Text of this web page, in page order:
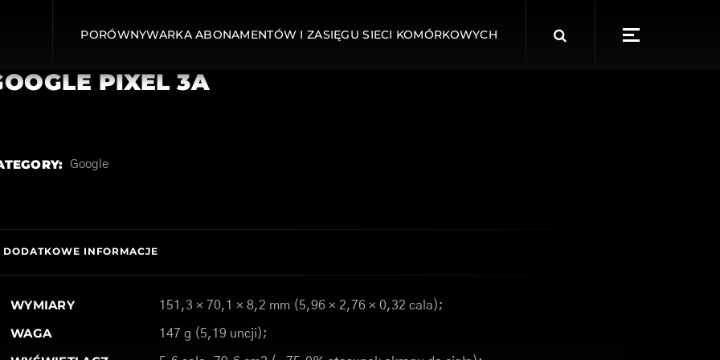
PORÓWNYWARKA ABONAMENTÓW I ZASIĘGU SIECI KOMÓRKOWYCH
for:
PIXEL 3A
Google
DODATKOWE INFORMACJE
WYMIARY 151,3 × 70,1 × 8,2 mm (5,96 × 2,76 × 0,32 cala);
WAGA 147 g (5,19 uncji);